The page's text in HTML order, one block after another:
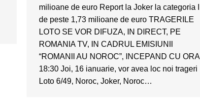
milioane de euro Report la Joker la categoria I
de peste 1,73 milioane de euro TRAGERILE
LOTO SE VOR DIFUZA, IN DIRECT, PE
ROMANIA TV, IN CADRUL EMISIUNII
“ROMANII AU NOROC”, INCEPAND CU ORA
18:30 Joi, 16 ianuarie, vor avea loc noi trageri
Loto 6/49, Noroc, Joker, Noroc…